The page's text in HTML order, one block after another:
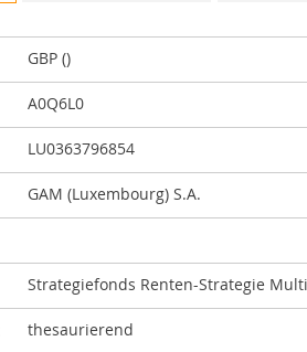
GBP ()
A0Q6L0
LU0363796854
GAM (Luxembourg) S.A.
Strategiefonds Renten-Strategie
thesaurierend